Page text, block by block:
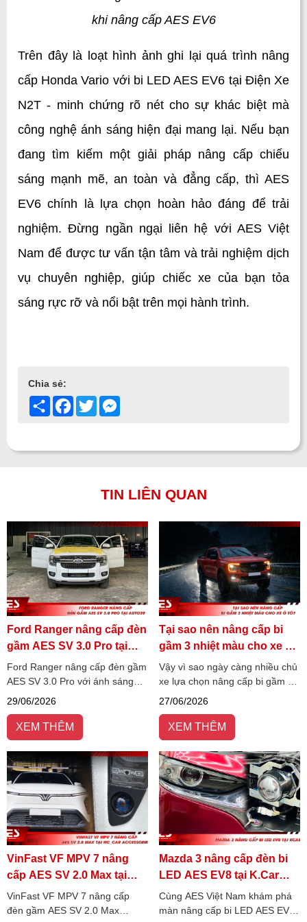
khi nâng cấp AES EV6
Trên đây là loạt hình ảnh ghi lại quá trình nâng
cấp Honda Vario với bi LED AES EV6 tại Điện Xe
N2T - minh chứng rõ nét cho sự khác biệt mà
công nghệ ánh sáng hiện đại mang lại. Nếu bạn
đang tìm kiếm một giải pháp nâng cấp chiếu
sáng mạnh mẽ, an toàn và đẳng cấp, thì AES
EV6 chính là lựa chọn hoàn hảo đáng để trải
nghiệm. Đừng ngần ngại liên hệ với AES Việt
Nam để được tư vấn tận tâm và trải nghiệm dịch
vụ chuyên nghiệp, giúp chiếc xe của bạn tỏa
sáng rực rỡ và nổi bật trên mọi hành trình.
Chia sẻ:
Share Facebook
Twitter
TIN LIÊN QUAN
Ford Ranger nâng cấp đèn
gầm AES SV 3.0 Pro tại
Auto39
Ford Ranger nâng cấp đèn gầm
AES SV 3.0 Pro với ánh sáng
4800K bám đường, trợ pha Elip
an toàn khi lái xe ban đêm.
29/06/2026
XEM THÊM
Tại sao nên nâng cấp bi
gầm 3 nhiệt màu cho xe ô
tô?
Vậy vì sao ngày càng nhiều chủ
xe lựa chọn nâng cấp bi gầm 3
nhiệt màu thay vì các dòng đèn
Hãy cùng AES Việt Nam tìm
hiểu ngay!
27/06/2026
XEM THÊM
VinFast VF MPV 7 nâng
cấp AES SV 2.0 Max tại
HC_Car accessories
VinFast VF MPV 7 nâng cấp
đèn gầm AES SV 2.0 Max
Mazda 3 nâng cấp đèn bi
LED AES EV8 tại K.Car
Auto
Cùng AES Việt Nam khám phá
màn nâng cấp bi LED AES EV8